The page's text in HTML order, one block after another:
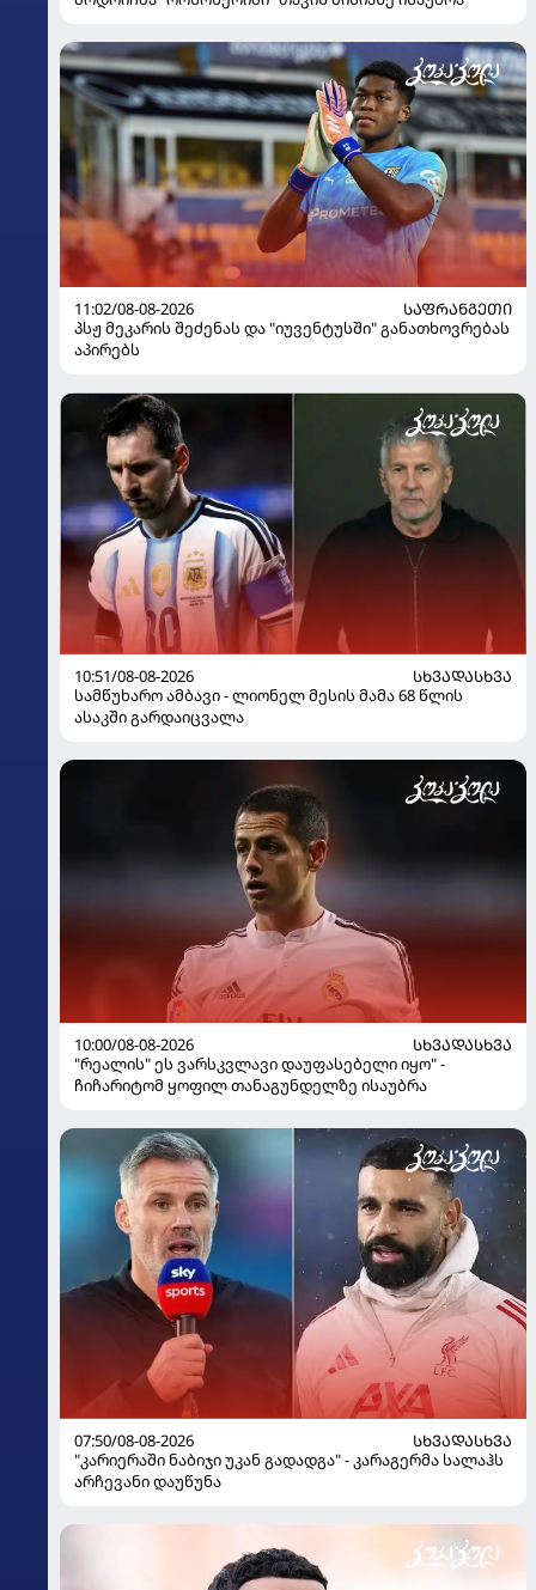
11:02/08-08-2026
ᲡᲐᲤᲠᲐᲜᲒᲔᲗᲘ
პსჟ მეკარის შეძენას და "იუვენტუსში" განათხოვრებას
აპირებს
10:51/08-08-2026
ᲡᲮᲕᲐᲓᲐᲡᲮᲕᲐ
სამწუხარო ამბავი - ლიონელ მესის მამა 68 წლის
ასაკში გარდაიცვალა
10:00/08-08-2026
ᲡᲮᲕᲐᲓᲐᲡᲮᲕᲐ
"რეალის" ეს ვარსკვლავი დაუფასებელი იყო" -
ჩიჩარიტომ ყოფილ თანაგუნდელზე ისაუბრა
07:50/08-08-2026
ᲡᲮᲕᲐᲓᲐᲡᲮᲕᲐ
"კარიერაში ნაბიჯი უკან გადადგა" - კარაგერმა სალაჰს
არჩევანი დაუწუნა